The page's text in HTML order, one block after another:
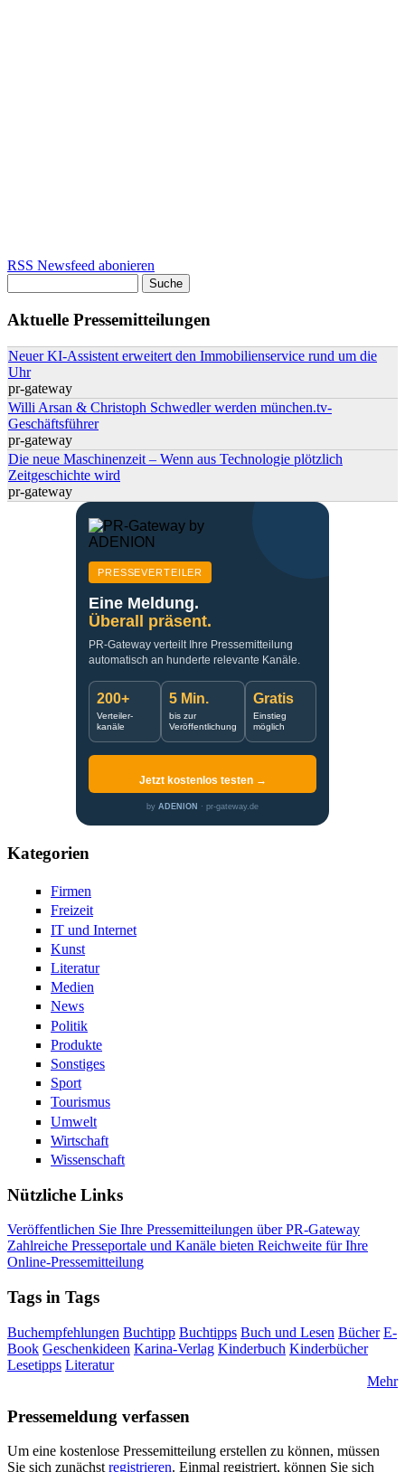
RSS Newsfeed abonieren
Aktuelle Pressemitteilungen
Neuer KI-Assistent erweitert den Immobilienservice rund um die
Uhr
pr-gateway
Willi Arsan & Christoph Schwedler werden münchen.tv-
Geschäftsführer
pr-gateway
Die neue Maschinenzeit – Wenn aus Technologie plötzlich
Zeitgeschichte wird
pr-gateway
PRESSEVERTEILER
Eine Meldung.
Überall präsent.
PR-Gateway verteilt Ihre Pressemitteilung
automatisch an hunderte relevante Kanäle.
200+
Verteiler-
kanäle
5 Min.
bis zur
Veröffentlichung
Gratis
Einstieg
möglich
Jetzt kostenlos testen →
by ADENION · pr-gateway.de
Kategorien
Firmen
Freizeit
IT und Internet
Kunst
Literatur
Medien
News
Politik
Produkte
Sonstiges
Sport
Tourismus
Umwelt
Wirtschaft
Wissenschaft
Nützliche Links
Veröffentlichen Sie Ihre Pressemitteilungen über PR-Gateway
Zahlreiche Presseportale und Kanäle bieten Reichweite für Ihre
Online-Pressemitteilung
Tags in Tags
Buchempfehlungen Buchtipp Buchtipps Buch und Lesen Bücher E-
Book Geschenkideen Karina-Verlag Kinderbuch Kinderbücher
Lesetipps Literatur
Mehr
Pressemeldung verfassen
Um eine kostenlose Pressemitteilung erstellen zu können, müssen
Sie sich zunächst registrieren. Einmal registriert, können Sie sich